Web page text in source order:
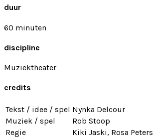
duur
60 minuten
discipline
Muziektheater
credits
Tekst / idee / spel Nynka Delcour
Muziek / spel
Rob Stoop
Regie
Kiki Jaski, Rosa Peters